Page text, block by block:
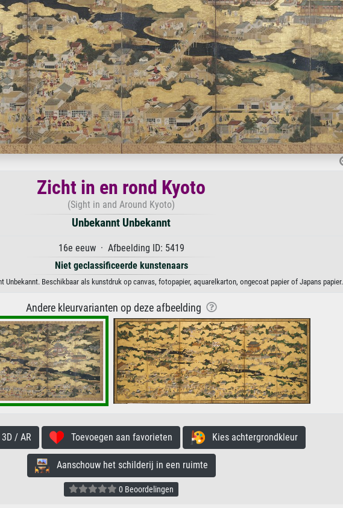
Zicht in en rond Kyoto
(Sight in and Around Kyoto)
Unbekannt Unbekannt
16e eeuw · Afbeelding ID: 5419
Niet geclassificeerde kunstenaars
Unbekannt. Beschikbaar als kunstdruk op canvas, fotopapier, aquarelkarton, ongecoat papier of Japans papier.
Andere kleurvarianten op deze afbeelding
/ AR Toevoegen aan favorieten Kies achtergrondkleur
Aanschouw het schilderij in een ruimte
0 Beoordelingen